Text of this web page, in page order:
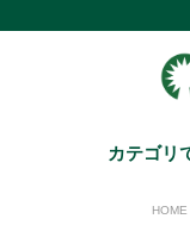
カテゴリ
HOME